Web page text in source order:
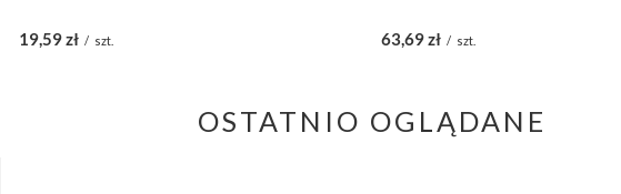
19,59 zł / szt. 63,69 zł / szt.
OSTATNIO OGLĄDANE